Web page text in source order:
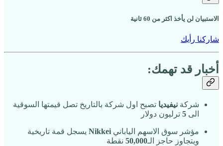
الاستبيان لن يأخذ اكثر من 60 ثانية
شاركنا رأيك
أخبار قد تهمك:
شركة نيفيديا تصبح اول شركة بالتاريخ تصل قيمتها السوقية
الى 5 ترليون دولار
مؤشر سوق الاسهم الياباني Nikkei يسجل قمة تاريخية
ويتجاوز حاجز الـ50,000 نقطة